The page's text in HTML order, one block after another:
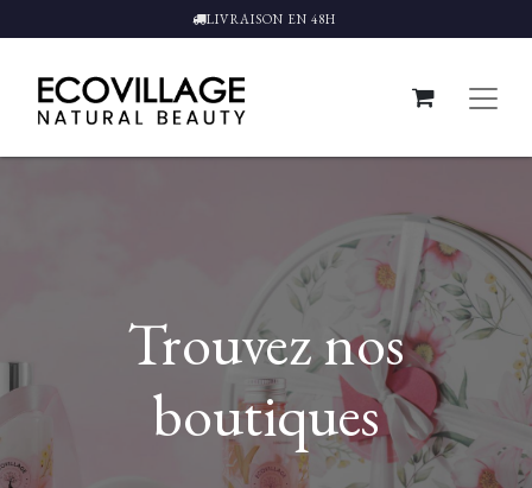
LIVRAISON EN 48H
Trouvez nos
boutiques